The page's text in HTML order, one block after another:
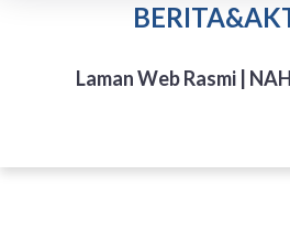
Laman Web Rasmi |